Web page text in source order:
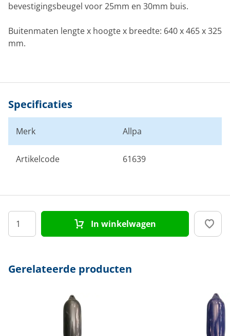
bevestigingsbeugel voor 25mm en 30mm buis.
Buitenmaten lengte x hoogte x breedte: 640 x 465 x 325
mm.
Specificaties
Merk Allpa
Artikelcode 61639
In winkelwagen
Gerelateerde producten